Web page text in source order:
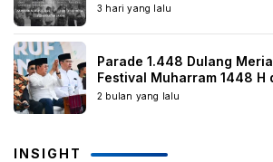
3 hari yang lalu
Parade 1.448 Dulang
Festival Muharram 1448 H
2 bulan yang lalu
INSIGHT